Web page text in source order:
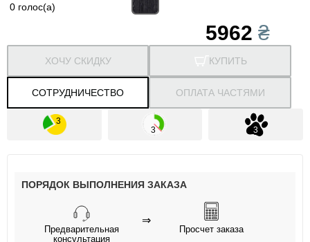
0 голос(а)
5962₴
КУПИТЬ
СОТРУДНИЧЕСТВО
ХОЧУ СКИДКУ
ОПЛАТА ЧАСТЯМИ
ПОРЯДОК ВЫПОЛНЕНИЯ ЗАКАЗА
Предварительная
консультация
⇒
Просчет заказа